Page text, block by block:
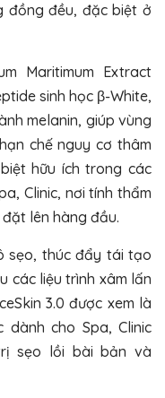
đồng đều, đặc biệt ở
Maritimum Extract
sinh học β-White,
melanin, giúp vùng
chế nguy cơ thâm
hữu ích trong các
Clinic, nơi tính thẩm
lên hàng đầu.
sẹo, thúc đẩy tái tạo
các liệu trình xâm lấn
3.0 được xem là
cho Spa, Clinic
sẹo lồi bài bản và